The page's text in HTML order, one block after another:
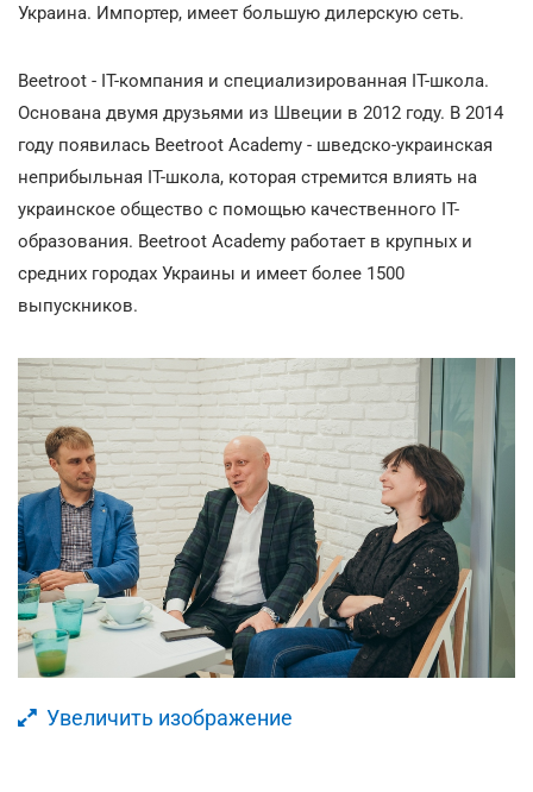
Украина. Импортер, имеет большую дилерскую сеть.
Beetroot - IT-компания и специализированная IT-школа.
Основана двумя друзьями из Швеции в 2012 году. В 2014
году появилась Beetroot Academy - шведско-украинская
неприбыльная IТ-школа, которая стремится влиять на
украинское общество с помощью качественного IТ-
образования. Beetroot Academy работает в крупных и
средних городах Украины и имеет более 1500
выпускников.
Увеличить изображение